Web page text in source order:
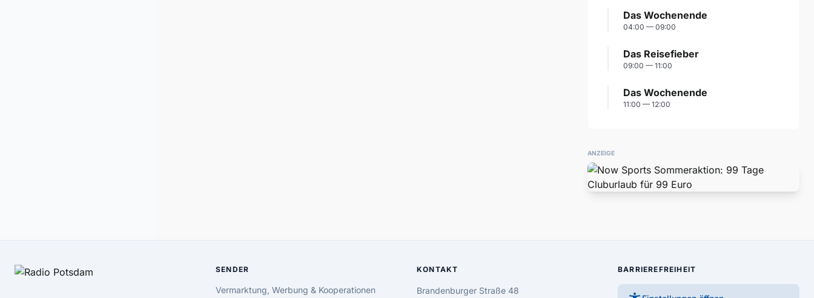
Das Wochenende
04:00 — 09:00
Das Reisefieber
09:00 — 11:00
Das Wochenende
11:00 — 12:00
ANZEIGE
SENDER
Vermarktung, Werbung & Kooperationen
KONTAKT
Brandenburger Straße 48
BARRIEREFREIHEIT